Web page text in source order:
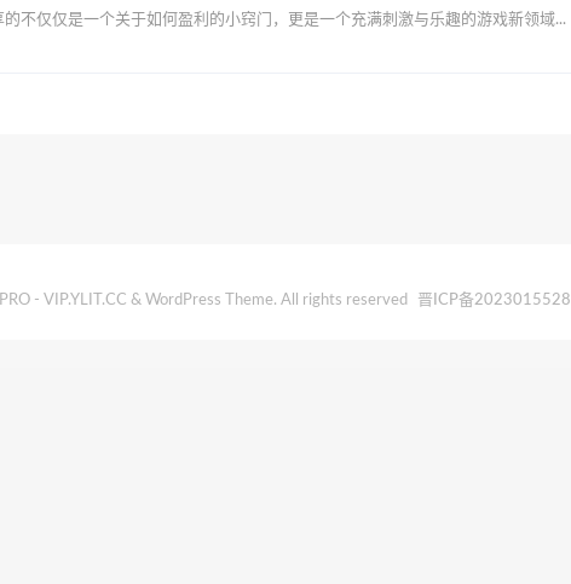
不仅仅是一个关于如何盈利的小窍门，更是一个充满刺激与乐趣的游戏新领域...
- VIP.YLIT.CC & WordPress Theme. All rights reserved 晋ICP备